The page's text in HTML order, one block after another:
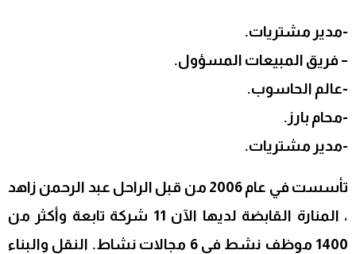
-مدير مشتريات.
– فريق المبيعات المسؤول.
-عالم الحاسوب.
-محام بارز.
-مدير مشتريات.
تأسست في عام 2006 من قبل الراحل عبد الرحمن زاهد
، المنارة القابضة لديها الآن 11 شركة تابعة وأكثر من
1400 موظف نشط في 6 مجالات نشاط. النقل والبناء